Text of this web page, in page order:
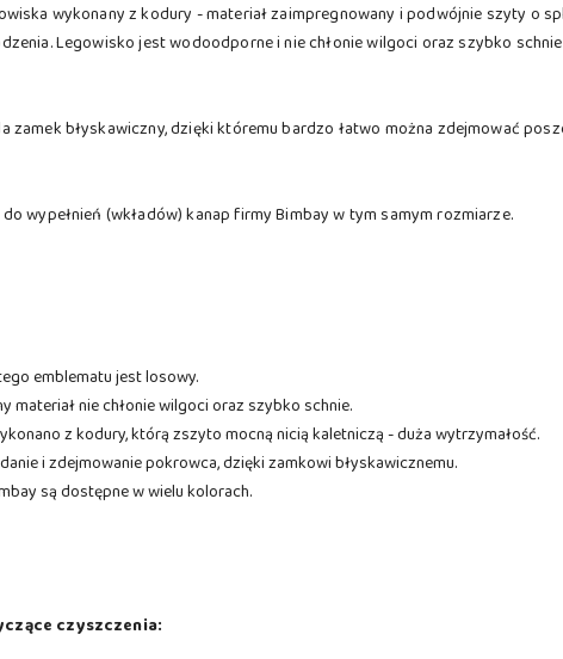
wykonany z kodury - materiał zaimpregnowany i podwójnie szyty o
Legowisko jest wodoodporne i nie chłonie wilgoci oraz szybko
zamek błyskawiczny, dzięki któremu bardzo łatwo można zdejmować
wypełnień (wkładów) kanap firmy Bimbay w tym samym rozmiarze.
emblematu jest losowy.
materiał nie chłonie wilgoci oraz szybko schnie.
z kodury, którą zszyto mocną nicią kaletniczą - duża wytrzymałość.
i zdejmowanie pokrowca, dzięki zamkowi błyskawicznemu.
są dostępne w wielu kolorach.
czyszczenia: